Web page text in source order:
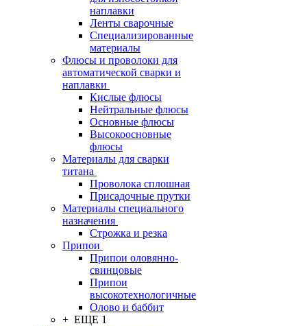
наплавки
Ленты сварочные
Специализированные
материалы
Флюсы и проволоки для
автоматической сварки и
наплавки
Кислые флюсы
Нейтральные флюсы
Основные флюсы
Высокоосновные
флюсы
Материалы для сварки
титана
Проволока сплошная
Присадочные прутки
Материалы специального
назначения
Строжка и резка
Припои
Припои оловянно-
свинцовые
Припои
высокотехнологичные
Олово и баббит
+ ЕЩЕ 1